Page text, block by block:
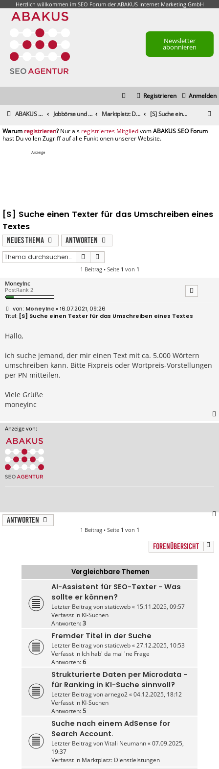
Herzlich willkommen im SEO Forumder ABAKUS Internet Marketing GmbH
Newsletter
abonnieren
Anmelden
Registrieren
ABAKUS Foren-Übersicht Jobbörse und Marktplatz Marktplatz: Dienstleistungen [S] Suche einen Texter für das Umschreiben eines Textes
registrieren registriertes Mitglied
Anzeige
[S] Suche einen Texter für das Umschreiben eines
Textes
Neues Thema
Antworten
Suche
1 Beitrag • Seite 1 von 1
MoneyInc
PostRank 2
B
e
i
r
a
MoneyInc» 16.07.2021, 09:26
[S] Suche einen Texter für das Umschreiben eines Textes
Hallo,
ich suche jemand, der mir einen Text mit ca. 5.000 Wörtern
umschreiben kann. Bitte Fixpreis oder Wortpreis-Vorstellungen
per PN mitteilen.
Viele Grüße
moneyinc
Anzeige von:
Antworten
1 Beitrag • Seite 1 von 1
FORENÜBERSICHT
Vergleichbare Themen
AI-Assistent für SEO-Texter - Was
sollte er können?
Letzter Beitrag vonstaticweb« 15.11.2025, 09:57
Verfasst in KI-Suchen
Antworten:3
Fremder Titel in der Suche
Letzter Beitrag vonstaticweb«27.12.2025, 10:53
Verfasst in Ich hab' da mal 'ne Frage
Antworten:6
Strukturierte Daten per Microdata -
für Ranking in KI-Suche sinnvoll?
Letzter Beitrag vonarnego2«04.12.2025, 18:12
Verfasst in KI-Suchen
Antworten:5
Suche nach einem AdSense for
Search Account.
Letzter Beitrag vonVitali Neumann«07.09.2025,
19:37
Verfasst in Marktplatz: Dienstleistungen